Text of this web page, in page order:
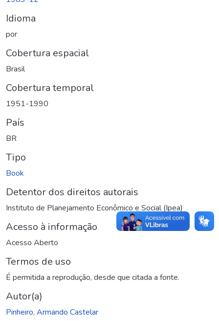
Idioma
por
Cobertura espacial
Brasil
Cobertura temporal
1951-1990
País
BR
Tipo
Book
Detentor dos direitos autorais
Instituto de Planejamento Econômico e Social (Ipea)
Acesso à informação
Acesso Aberto
Termos de uso
É permitida a reprodução, desde que citada a fonte.
Autor(a)
Pinheiro, Armando Castelar